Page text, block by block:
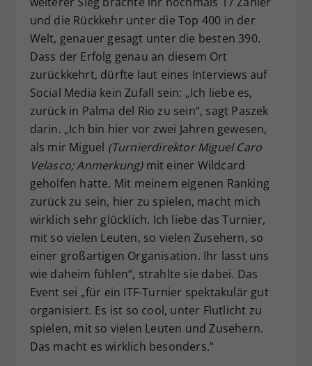
und die Rückkehr unter die Top 400 in der
Welt, genauer gesagt unter die besten 390.
Dass der Erfolg genau an diesem Ort
zurückkehrt, dürfte laut eines Interviews auf
Social Media kein Zufall sein: „Ich liebe es,
zurück in Palma del Rio zu sein“, sagt Paszek
darin. „Ich bin hier vor zwei Jahren gewesen,
als mir Miguel (Turnierdirektor Miguel Caro
Velasco; Anmerkung)mit einer Wildcard
geholfen hatte. Mit meinem eigenen Ranking
zurück zu sein, hier zu spielen, macht mich
wirklich sehr glücklich. Ich liebe das Turnier,
mit so vielen Leuten, so vielen Zusehern, so
einer großartigen Organisation. Ihr lasst uns
wie daheim fühlen“, strahlte sie dabei. Das
Event sei „für ein ITF-Turnier spektakulär gut
organisiert. Es ist so cool, unter Flutlicht zu
spielen, mit so vielen Leuten und Zusehern.
Das macht es wirklich besonders.“